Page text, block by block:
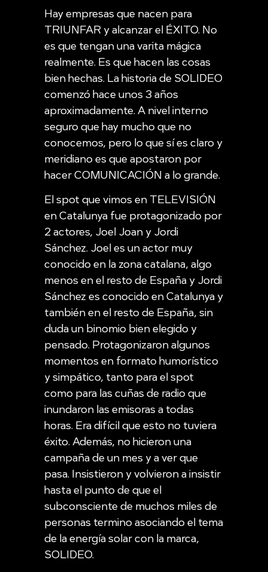
Hay empresas que nacen para
TRIUNFAR y alcanzar el ÉXITO. No
es que tengan una varita mágica
realmente. Es que hacen las cosas
bien hechas. La historia de SOLIDEO
comenzó hace unos 3 años
aproximadamente. A nivel interno
seguro que hay mucho que no
conocemos, pero lo que sí es claro y
meridiano es que apostaron por
hacer COMUNICACIÓN a lo grande.
El spot que vimos en TELEVISIÓN
en Catalunya fue protagonizado por
2 actores, Joel Joan y Jordi
Sánchez. Joel es un actor muy
conocido en la zona catalana, algo
menos en el resto de España y Jordi
Sánchez es conocido en Catalunya y
también en el resto de España, sin
duda un binomio bien elegido y
pensado. Protagonizaron algunos
momentos en formato humorístico
y simpático, tanto para el spot
como para las cuñas de radio que
inundaron las emisoras a todas
horas. Era difícil que esto no tuviera
éxito. Además, no hicieron una
campaña de un mes y a ver que
pasa. Insistieron y volvieron a insistir
hasta el punto de que el
subconsciente de muchos miles de
personas termino asociando el tema
de la energía solar con la marca,
SOLIDEO.